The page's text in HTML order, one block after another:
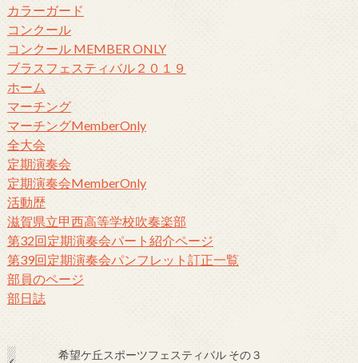
カラーガード
コンクール
コンクール MEMBER ONLY
ブラスフェスティバル２０１９
ホーム
マーチング
マーチングMemberOnly
全大会
定期演奏会
定期演奏会MemberOnly
活動歴
滋賀県立甲西高等学校吹奏楽部
第32回定期演奏会パート紹介ページ
第39回定期演奏会パンフレット訂正一覧
部員のページ
部日誌
希望ケ丘スポーツフェスティバル その３